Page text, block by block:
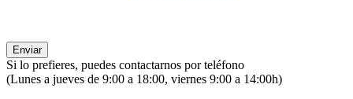
Si lo prefieres, puedes contactarnos por teléfono
(Lunes a jueves de 9:00 a 18:00, viernes 9:00 a 14:00h)